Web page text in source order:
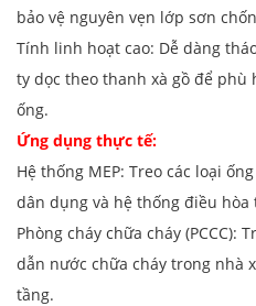
bảo vệ nguyên vẹn lớp sơn
Tính linh hoạt cao: Dễ dàng
ty dọc theo thanh xà gồ để
ống.
Ứng dụng thực tế:
Hệ thống MEP: Treo các loại
dân dụng và hệ thống điều hòa
Phòng cháy chữa cháy (PCCC):
dẫn nước chữa cháy trong nhà
tầng.